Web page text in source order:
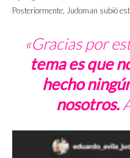
Posteriormente, Judoman subió
«Gracias por
tema es que
hecho
nosotros.